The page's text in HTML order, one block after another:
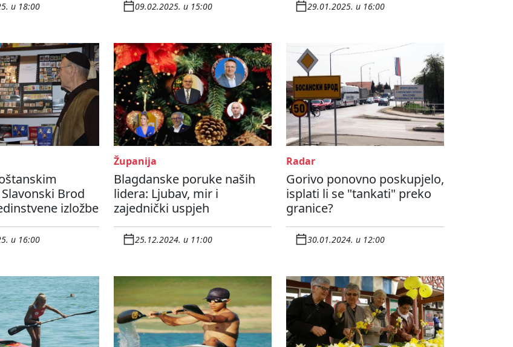
u 18:00 09.02.2025. u 15:00 29.01.2025. u 16:00
Brod
izložbe
u 16:00
Županija
Blagdanske poruke naših
lidera: Ljubav, mir i
zajednički uspjeh
25.12.2024. u 11:00
Radar
Gorivo ponovno poskupjelo,
isplati li se "tankati" preko
granice?
30.01.2024. u 12:00